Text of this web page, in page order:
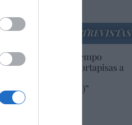
ENTREVISTAS
lleva mucho tiempo
aranceles y cortapisas a
(y europeas)”
Sánchez Arjona